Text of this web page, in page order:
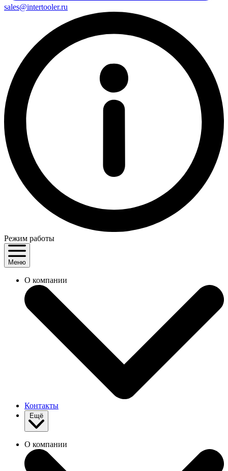
sales@intertooler.ru
Режим работы
Меню
О компании
Контакты
О компании